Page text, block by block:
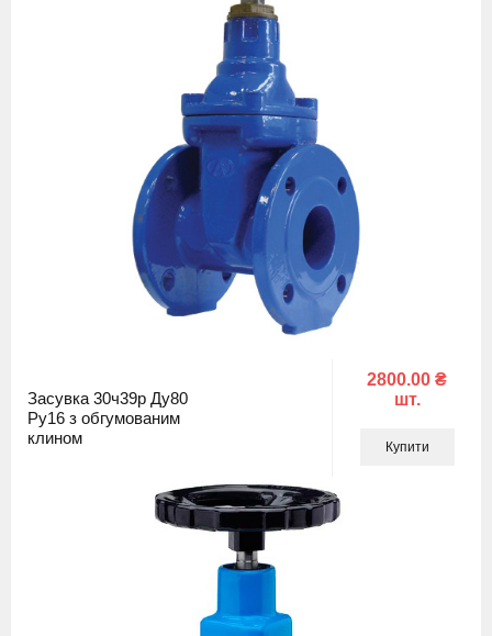
Засувка 30ч39р Ду80
Ру16 з обгумованим
клином
2800.00 ₴
шт.
Купити